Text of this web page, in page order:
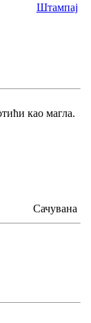
Штампај
као магла.
Сачувана